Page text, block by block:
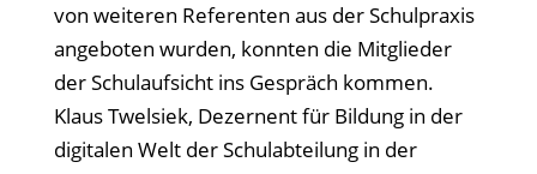
von weiteren Referenten aus der Schulpraxis
angeboten wurden, konnten die Mitglieder
der Schulaufsicht ins Gespräch kommen.
Klaus Twelsiek, Dezernent für Bildung in der
digitalen Welt der Schulabteilung in der